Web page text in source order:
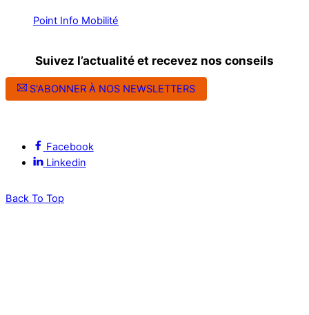
Point Info Mobilité
Suivez l’actualité et recevez nos conseils
S'ABONNER À NOS NEWSLETTERS
Facebook
Linkedin
Back To Top